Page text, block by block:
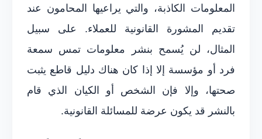
المعلومات الكاذبة، والتي يراعيها المحامون عند
تقديم المشورة القانونية للعملاء. على سبيل
المثال، لن يُسمح بنشر معلومات تمس سمعة
فرد أو مؤسسة إلا إذا كان هناك دليل قاطع يثبت
صحتها، وإلا فإن الشخص أو الكيان الذي قام
بالنشر قد يكون عرضة للمسائلة القانونية.